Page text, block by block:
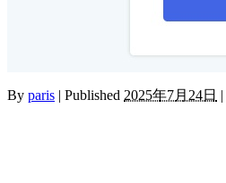
By paris | Published 2025年7月24日 |